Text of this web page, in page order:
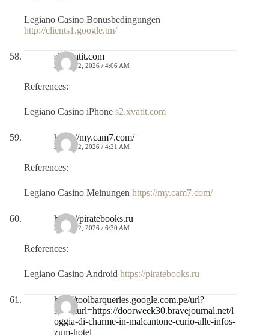
Legiano Casino Bonusbedingungen
http://clients1.google.tm/
s2.xvatit.com
JULIO 12, 2026 / 4:06 AM
References:
Legiano Casino iPhone s2.xvatit.com
https://my.cam7.com/
JULIO 12, 2026 / 4:21 AM
References:
Legiano Casino Meinungen https://my.cam7.com/
https://piratebooks.ru
JULIO 12, 2026 / 6:30 AM
References:
Legiano Casino Android https://piratebooks.ru
http://toolbarqueries.google.com.pe/url?
sa=t&url=https://doorweek30.bravejournal.net/l
oggia-di-charme-in-malcantone-curio-alle-infos-
zum-hotel